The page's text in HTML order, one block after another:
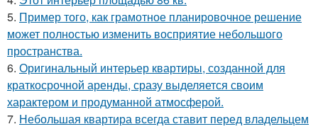
5. Пример того, как грамотное планировочное решение
может полностью изменить восприятие небольшого
пространства.
6. Оригинальный интерьер квартиры, созданной для
краткосрочной аренды, сразу выделяется своим
характером и продуманной атмосферой.
7. Небольшая квартира всегда ставит перед владельцем